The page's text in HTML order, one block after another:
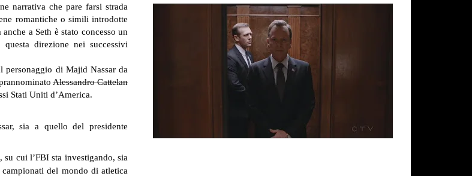
narrativa che pare farsi strada
romantiche o simili introdotte
a Seth è stato concesso un
direzione nei successivi
di Majid Nassar da
Alessandro Cattelan
Stati Uniti d’America.
sia a quello del presidente
cui l’FBI sta investigando, sia
del mondo di atletica